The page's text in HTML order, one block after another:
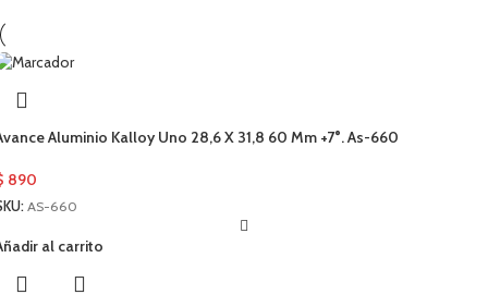
Aluminio Kalloy Uno 28,6 X 31,8 60 Mm +7°. As-660
890
AS-660
al carrito